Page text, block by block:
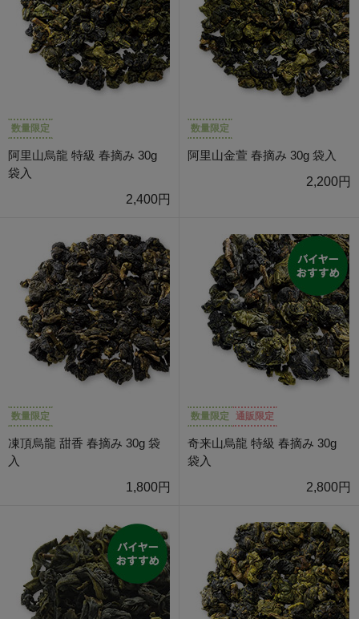
数量限定
阿里山烏龍 特級 春摘み 30g
袋入
2,400円
数量限定
阿里山金萱 春摘み 30g 袋入
2,200円
数量限定
凍頂烏龍 甜香 春摘み 30g 袋
入
1,800円
数量限定 通販限定
奇来山烏龍 特級 春摘み 30g
袋入
2,800円